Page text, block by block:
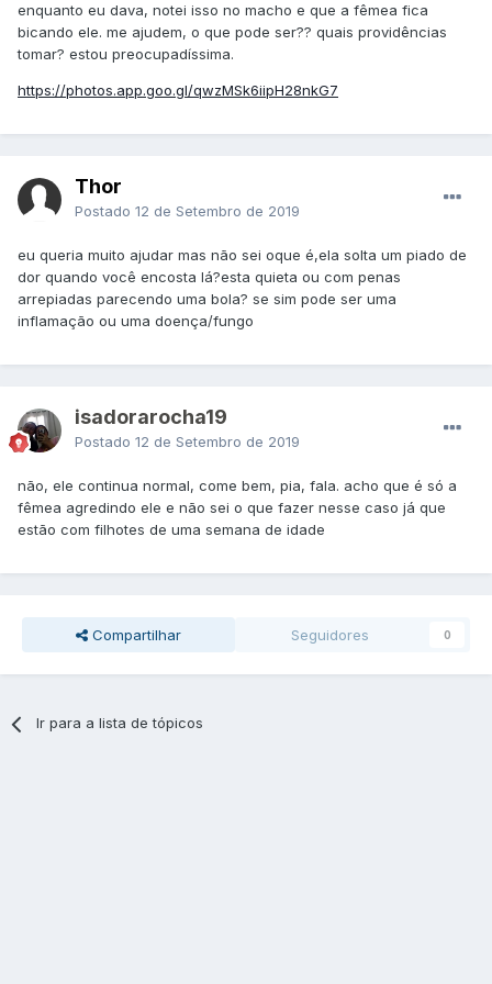
enquanto eu dava, notei isso no macho e que a fêmea fica
bicando ele. me ajudem, o que pode ser?? quais providências
tomar? estou preocupadíssima.
https://photos.app.goo.gl/qwzMSk6iipH28nkG7
Thor
Postado 12 de Setembro de 2019
eu queria muito ajudar mas não sei oque é,ela solta um piado de
dor quando você encosta lá?esta quieta ou com penas
arrepiadas parecendo uma bola? se sim pode ser uma
inflamação ou uma doença/fungo
isadorarocha19
Postado 12 de Setembro de 2019
não, ele continua normal, come bem, pia, fala. acho que é só a
fêmea agredindo ele e não sei o que fazer nesse caso já que
estão com filhotes de uma semana de idade
Compartilhar Seguidores 0
Ir para a lista de tópicos